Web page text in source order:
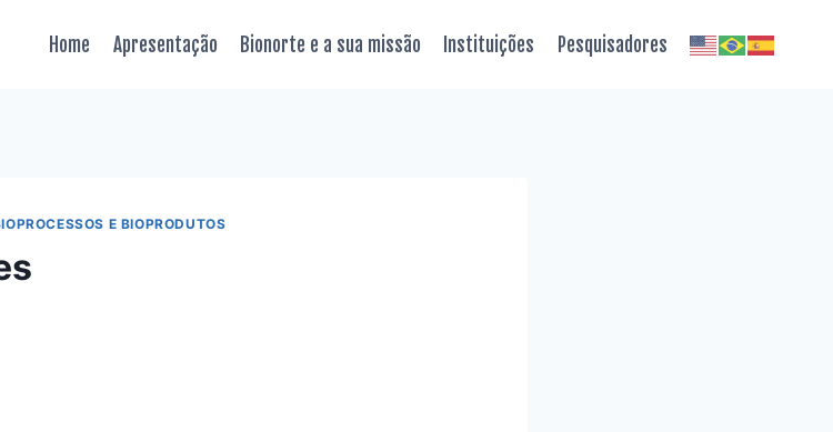
Home Apresentação Bionorte e a sua missão Instituições Pesquisadores
E BIOPRODUTOS